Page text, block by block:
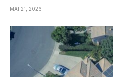
MAI 21, 2026